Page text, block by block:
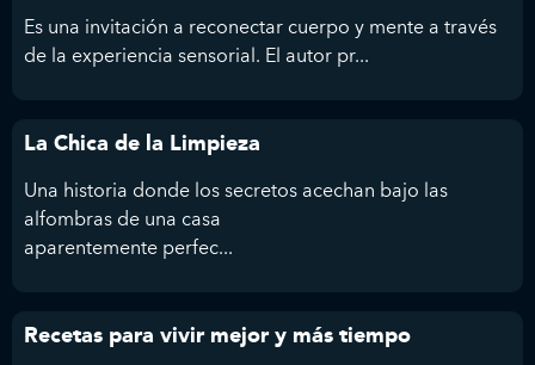
Es una invitación a reconectar cuerpo y mente a través
de la experiencia sensorial. El autor pr...
La Chica de la Limpieza
Una historia donde los secretos acechan bajo las
alfombras de una casa
aparentemente perfec...
Recetas para vivir mejor y más tiempo